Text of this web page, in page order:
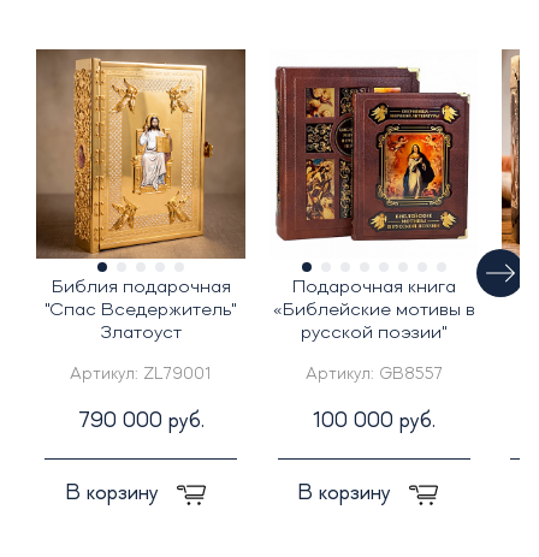
Библия подарочная
"Спас Вседержитель"
Златоуст
Артикул: ZL79001
790 000 руб.
В корзину
Подарочная книга
«Библейские мотивы в
русской поэзии"
Артикул: GB8557
100 000 руб.
В корзину